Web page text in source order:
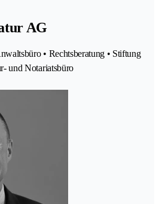
AG
• Rechtsberatung • Stiftung
und Notariatsbüro